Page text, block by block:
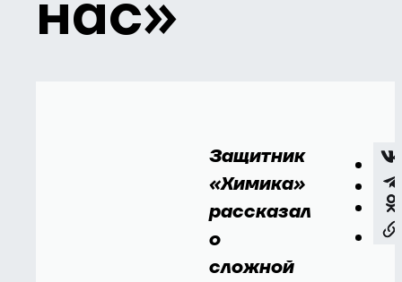
нас»
Защитник
«Химика»
рассказал
о
сложной